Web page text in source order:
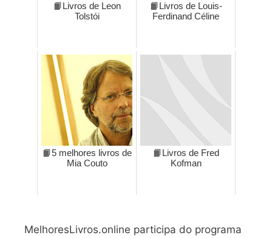
📙Livros de Leon
Tolstói
📙Livros de Louis-
Ferdinand Céline
📙5 melhores livros de
Mia Couto
📙Livros de Fred
Kofman
MelhoresLivros.online participa do programa